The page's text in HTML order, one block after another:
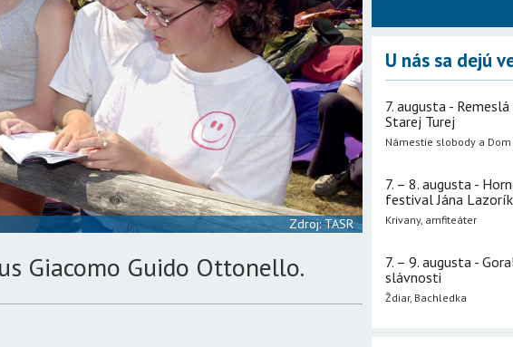
Zdroj: TASR
Giacomo Guido Ottonello.
U nás sa dejú
7. augusta -
Starej Turej
Námestie slobody a
7. – 8. augusta -
festival Jána
Krivany, amfiteáter
7. – 9. augusta -
slávnosti
Ždiar, Bachledka